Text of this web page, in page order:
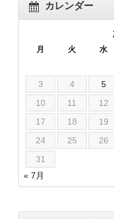
カレンダー
月 火 水
3
4 5
10
11 12
17
18 19
24
25 26
31
« 7月